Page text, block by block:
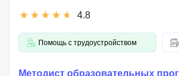
4.8
Помощь с трудоустройством
Методист образовательных